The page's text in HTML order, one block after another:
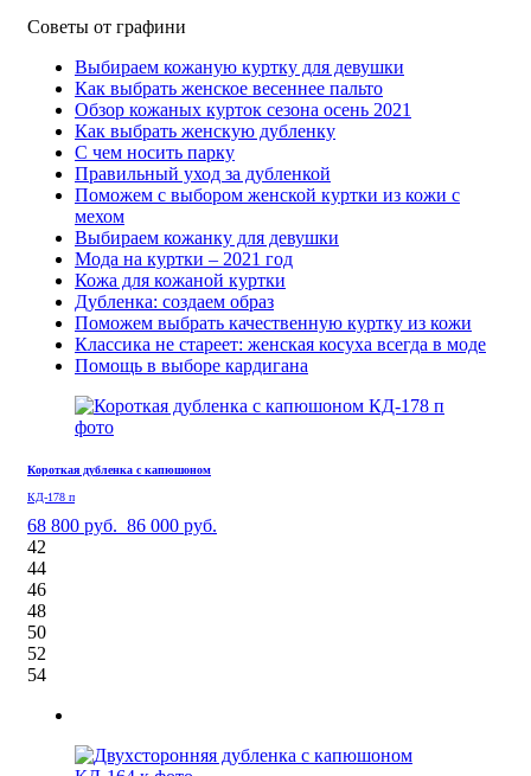
Советы от графини
Выбираем кожаную куртку для девушки
Как выбрать женское весеннее пальто
Обзор кожаных курток сезона осень 2021
Как выбрать женскую дубленку
С чем носить парку
Правильный уход за дубленкой
Поможем с выбором женской куртки из кожи с
мехом
Выбираем кожанку для девушки
Мода на куртки – 2021 год
Кожа для кожаной куртки
Дубленка: создаем образ
Поможем выбрать качественную куртку из кожи
Классика не стареет: женская косуха всегда в моде
Помощь в выборе кардигана
Короткая дубленка с капюшоном
КД-178 п
68 800 руб. 86 000 руб.
42
44
46
48
50
52
54